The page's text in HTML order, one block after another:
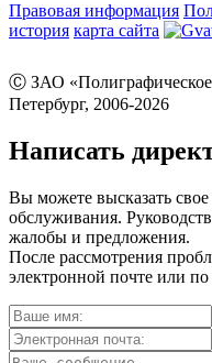
Правовая информация
история карта сайта
Ⓒ ЗАО
Петербург, 2006-2026
Написать
Вы можете высказать
обслуживания.
жалобы и предложения.
После рассмотрения
электронной почте или по